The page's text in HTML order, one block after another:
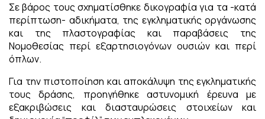
Σε βάρος τους σχηματίσθηκε δικογραφία για τα -κατά
περίπτωση- αδικήματα, της εγκληματικής οργάνωσης
και της πλαστογραφίας και παραβάσεις της
Νομοθεσίας περί εξαρτησιογόνων ουσιών και περί
όπλων.
Για την πιστοποίηση και αποκάλυψη της εγκληματικής
τους δράσης, προηγήθηκε αστυνομική έρευνα με
εξακριβώσεις και διασταυρώσεις στοιχείων και